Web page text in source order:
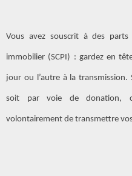
Vous avez souscrit à des
immobilier (SCPI) : gardez en
jour ou l’autre à la
soit par voie de donation,
volontairement de transmettre